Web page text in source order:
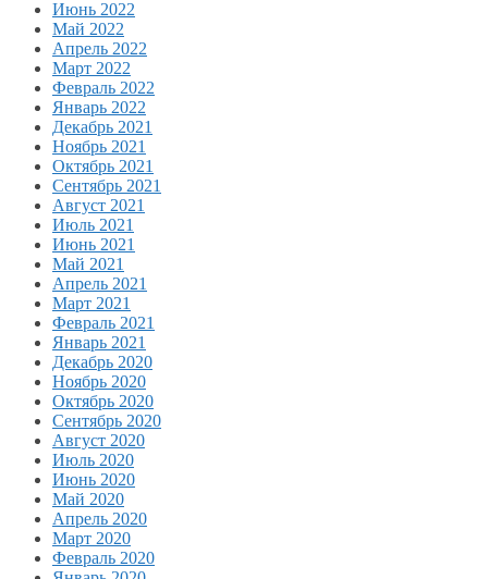
Июнь 2022
Май 2022
Апрель 2022
Март 2022
Февраль 2022
Январь 2022
Декабрь 2021
Ноябрь 2021
Октябрь 2021
Сентябрь 2021
Август 2021
Июль 2021
Июнь 2021
Май 2021
Апрель 2021
Март 2021
Февраль 2021
Январь 2021
Декабрь 2020
Ноябрь 2020
Октябрь 2020
Сентябрь 2020
Август 2020
Июль 2020
Июнь 2020
Май 2020
Апрель 2020
Март 2020
Февраль 2020